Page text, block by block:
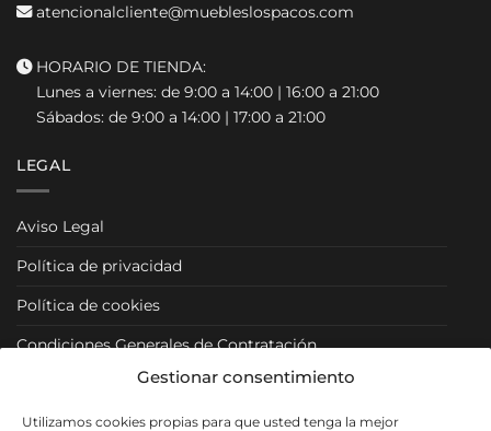
Gestionar consentimiento
Utilizamos cookies propias para que usted tenga la mejor
atencionalcliente@muebleslospacos.com
HORARIO DE TIENDA:
Lunes a viernes: de 9:00 a 14:00 | 16:00 a 21:00
Sábados: de 9:00 a 14:00 | 17:00 a 21:00
LEGAL
Aviso Legal
Política de privacidad
Política de cookies
Condiciones Generales de Contratación
Condiciones Particulares
Política de Venta y Cancelación/Devolución